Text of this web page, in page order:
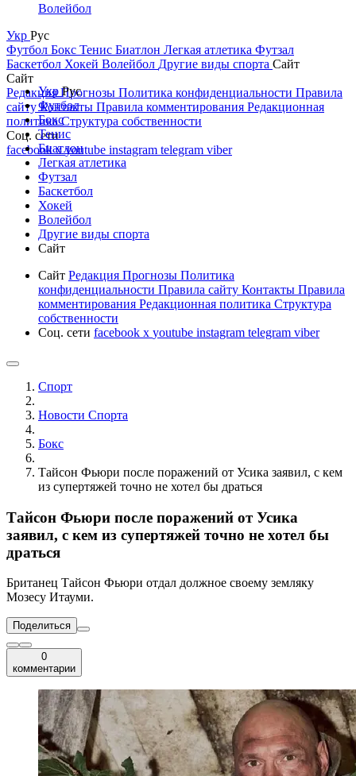
Волейбол
Укр Рус
Футбол Бокс Тенис Биатлон Легкая атлетика Футзал
Баскетбол Хокей Волейбол Другие виды спорта Сайт
Сайт
РедакцияПрогнозы Политика конфиденциальности Правила
сайтуКонтакты Правила комментирования Редакционная
политикаСтруктура собственности
Соц. сети
facebookxyoutube instagram telegram viber
УкрРус
Футбол
Бокс
Тенис
Биатлон
Легкая атлетика
Футзал
Баскетбол
Хокей
Волейбол
Другие виды спорта
Сайт
Сайт Редакция Прогнозы Политика
конфиденциальности Правила сайту Контакты Правила
комментирования Редакционная политика Структура
собственности
Соц. сети facebook x youtube instagram telegram viber
Спорт
Новости Cпорта
Бокс
Тайсон Фьюри после поражений от Усика заявил, с кем
из супертяжей точно не хотел бы драться
Тайсон Фьюри после поражений от Усика
заявил, с кем из супертяжей точно не хотел бы
драться
Британец Тайсон Фьюри отдал должное своему земляку
Мозесу Итауми.
Поделиться
0
комментарии